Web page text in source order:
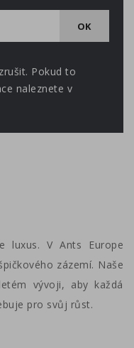
Pokud to
naleznete v
luxus. V Ants Europe
zázemí. Naše
vývoji, aby každá
pro svůj růst.